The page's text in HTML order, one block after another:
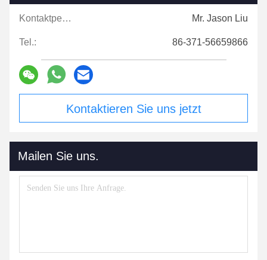
Kontaktpersonen: Mr. Jason Liu
Tel.: 86-371-56659866
Kontaktieren Sie uns jetzt
Mailen Sie uns.